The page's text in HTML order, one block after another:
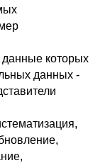
данные которых
данных -